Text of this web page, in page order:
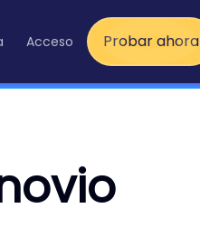
Acceso Probar ahora